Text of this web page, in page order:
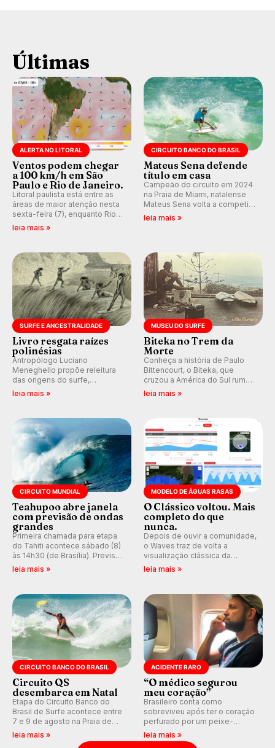
Últimas
ALERTA NO LITORAL
Ventos podem chegar
a 100 km/h em São
Paulo e Rio de Janeiro.
Litoral paulista está entre as
áreas de maior atenção nesta
sexta-feira (7), enquanto Rio
de Janeiro também recebe
km/h em Itanhaém.
leia mais »
CIRCUITO BANCO DO BRASIL
Mateus Sena defende
título em casa
Campeão do circuito em 2024
na Praia de Miami, natalense
Mateus Sena volta a competir
em casa em busca de manter a
leia mais »
SURFE E ANCESTRALIDADE
Livro resgata raízes
polinésias
Antropólogo Luciano
Meneghello propõe releitura
das origens do surfe,
resgatando a cultura polinésia
prática em esporte e indústria.
leia mais »
MUSEU DO SURFE
Biteka no Trem da
Morte
Conheça a história de Paulo
Bittencourt, o Biteka, que
cruzou a América do Sul rumo
ao Pacífico em uma jornada
leia mais »
CIRCUITO MUNDIAL
Teahupoo abre janela
com previsão de ondas
grandes
Primeira chamada para etapa
do Tahiti acontece sábado (8)
às 14h30 (de Brasília). Previsão
indica swell consistente.
Kelly Slater convidado.
leia mais »
MODELO DE ÁGUAS RASAS
O Clássico voltou. Mais
completo do que
nunca.
Depois de ouvir a comunidade,
o Waves traz de volta a
visualização clássica da
previsão de águas rasas,
ondas para até 16 dias.
leia mais »
CIRCUITO BANCO DO BRASIL
Circuito QS
desembarca em Natal
Etapa do Circuito Banco do
Brasil de Surfe acontece entre
7 e 9 de agosto na Praia de
Miami (RN), em disputas
válidas pelo Qualifying Series
leia mais »
ACIDENTE RARO
“O médico segurou
meu coração”
Brasileiro conta como
sobreviveu após ter o coração
perfurado por um peixe-
agulha enquanto surfava na
Costa Rica.
leia mais »